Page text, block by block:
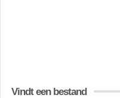
Vindt een bestand